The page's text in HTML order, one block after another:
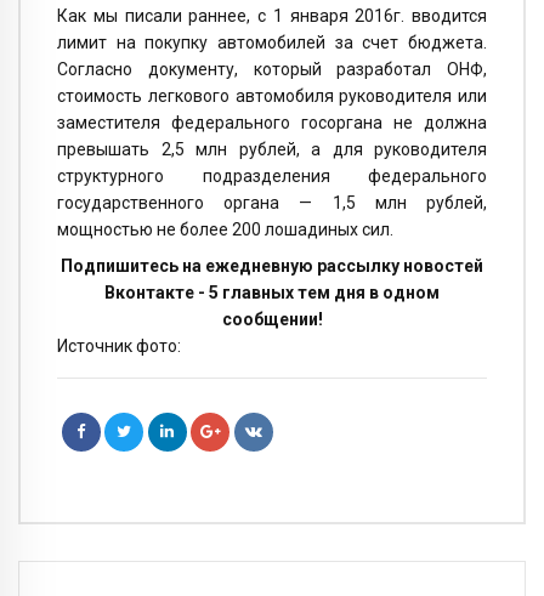
Как мы писали раннее, с 1 января 2016г. вводится
лимит на покупку автомобилей за счет бюджета.
Согласно документу, который разработал ОНФ,
стоимость легкового автомобиля руководителя или
заместителя федерального госоргана не должна
превышать 2,5 млн рублей, а для руководителя
структурного подразделения федерального
государственного органа — 1,5 млн рублей,
мощностью не более 200 лошадиных сил.
Подпишитесь на ежедневную рассылку новостей
Вконтакте - 5 главных тем дня в одном
сообщении!
Источник фото: